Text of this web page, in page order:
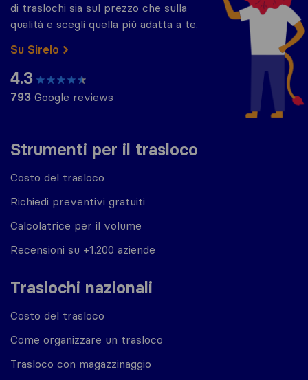
Strumenti per il trasloco
Costo del trasloco
Richiedi preventivi gratuiti
Calcolatrice per il volume
Recensioni su +1.200 aziende
Traslochi nazionali
Costo del trasloco
Come organizzare un trasloco
Trasloco con magazzinaggio
di traslochi sia sul prezzo che sulla
qualità e scegli quella più adatta a te.
Su Sirelo
4.3
793 Google reviews